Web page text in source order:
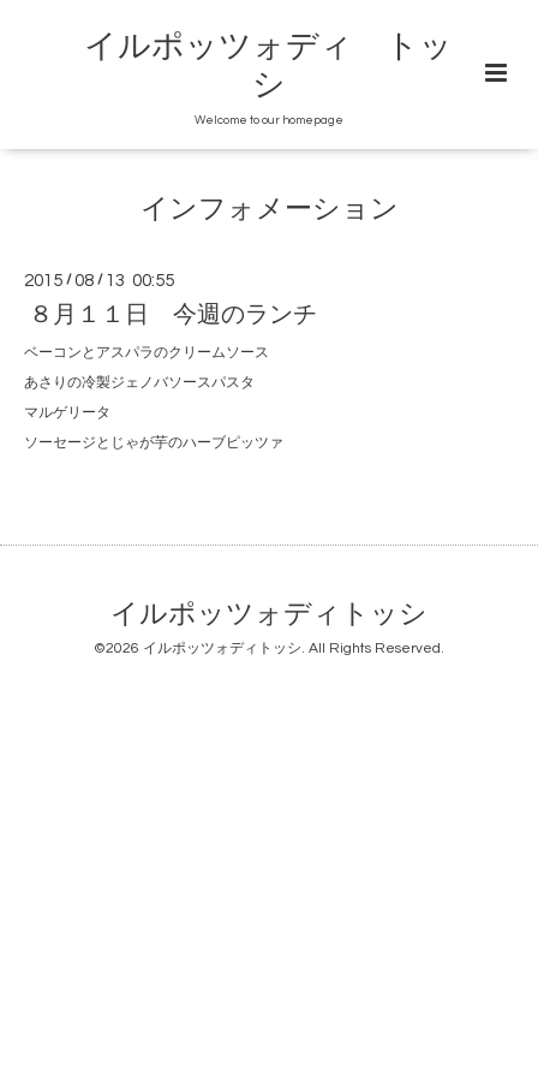
イルポッツォディ トッ
シ
Welcome to our homepage
インフォメーション
2015 /08 / 13 00:55
８月１１日 今週のランチ
ベーコンとアスパラのクリームソース
あさりの冷製ジェノバソースパスタ
マルゲリータ
ソーセージとじゃが芋のハーブピッツァ
イルポッツォディトッシ
©2026 イルポッツォディトッシ. All Rights Reserved.